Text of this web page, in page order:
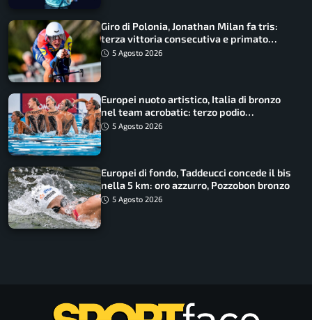
Giro di Polonia, Jonathan Milan fa tris:
terza vittoria consecutiva e primato
rafforzato
5 Agosto 2026
Europei nuoto artistico, Italia di bronzo
nel team acrobatic: terzo podio
consecutivo
5 Agosto 2026
Europei di fondo, Taddeucci concede il bis
nella 5 km: oro azzurro, Pozzobon bronzo
5 Agosto 2026